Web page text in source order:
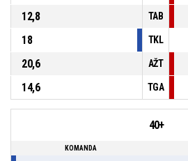
12,8
TAB
18
TKL
20,6
AŽT
14,6
TGA
40+
KOMANDA